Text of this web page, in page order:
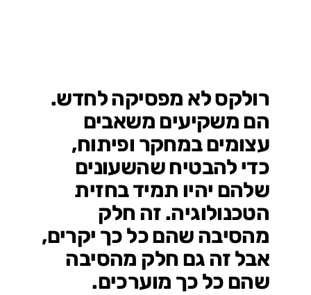
רולקס לא מפסיקה לחדש.
הם משקיעים משאבים
עצומים במחקר ופיתוח,
כדי להבטיח שהשעונים
שלהם יהיו תמיד בחזית
הטכנולוגיה. זה חלק
מהסיבה שהם כל כך יקרים,
אבל זה גם חלק מהסיבה
שהם כל כך מוערכים.